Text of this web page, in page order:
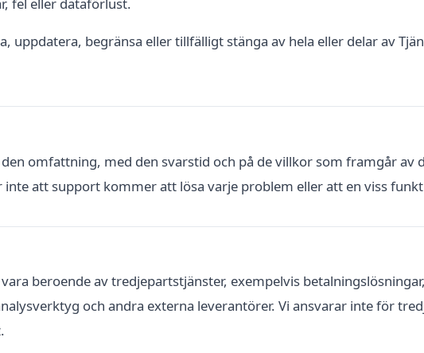
fel eller dataförlust.
uppdatera, begränsa eller tillfälligt stänga av hela eller delar av
omfattning, med den svarstid och på de villkor som framgår av
att support kommer att lösa varje problem eller att en viss
beroende av tredjepartstjänster, exempelvis
och andra externa leverantörer. Vi ansvarar inte för